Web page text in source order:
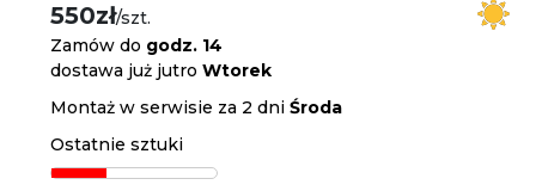
550zł/szt.
Zamów do godz. 14
dostawa już jutroWtorek
Montaż w serwisie za 2 dniŚroda
Ostatnie sztuki